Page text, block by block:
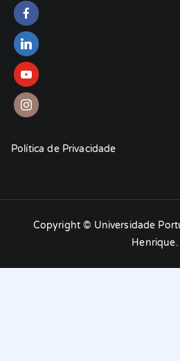
Política de Privacidade
Copyright © Universidade
Henrique.